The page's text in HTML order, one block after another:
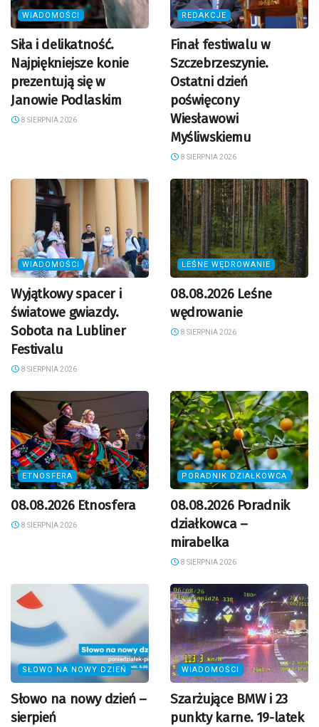
WIADOMOŚCI
Siła i delikatność.
Najpiękniejsze konie
prezentują się w
Janowie Podlaskim
8 SIERPNIA 2026
REDAKCJE
Finał festiwalu w
Szczebrzeszynie.
Ostatni dzień
poświęcony
Wiesławowi
Myśliwskiemu
8 SIERPNIA 2026
WIADOMOŚCI
Wyjątkowy spacer i
światowe gwiazdy.
Sobota na Lubliner
Festivalu
8 SIERPNIA 2026
LEŚNE WĘDROWANIE
08.08.2026 Leśne
wędrowanie
8 SIERPNIA 2026
ETNOSFERA
08.08.2026 Etnosfera
8 SIERPNIA 2026
PORADNIK DZIAŁKOWCA
08.08.2026 Poradnik
działkowca –
mirabelka
8 SIERPNIA 2026
SŁOWO NA NOWY DZIEŃ
Słowo na nowy dzień –
sierpień
WIADOMOŚCI
Szarżujące BMW i 23
punkty karne. 19-latek